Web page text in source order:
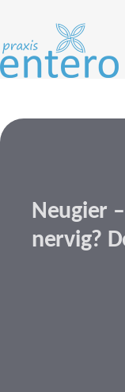
überspringen
springen
Neugier
nervig?